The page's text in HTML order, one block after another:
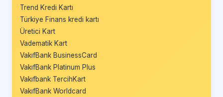
Trend Kredi Kartı
Türkiye Finans kredi kartı
Üretici Kart
Vadematik Kart
VakıfBank BusinessCard
VakıfBank Platinum Plus
Vakıfbank TercihKart
VakıfBank Worldcard